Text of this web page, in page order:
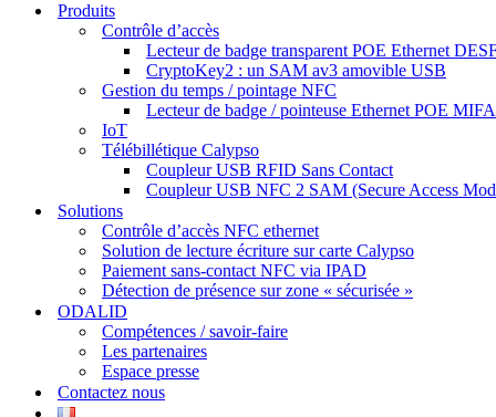
Produits
Contrôle d’accès
Lecteur de badge transparent POE Ethernet
CryptoKey2 : un SAM av3 amovible USB
Gestion du temps / pointage NFC
Lecteur de badge / pointeuse Ethernet POE
IoT
Télébillétique Calypso
Coupleur USB RFID Sans Contact
Coupleur USB NFC 2 SAM (Secure Access
Solutions
Contrôle d’accès NFC ethernet
Solution de lecture écriture sur carte Calypso
Paiement sans-contact NFC via IPAD
Détection de présence sur zone « sécurisée »
ODALID
Compétences / savoir-faire
Les partenaires
Espace presse
Contactez nous